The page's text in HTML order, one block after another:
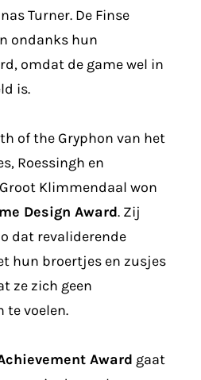
Turner. De Finse
ondanks hun
omdat de game wel in
is.
of the Gryphon van het
Roessingh en
Klimmendaal won
Design Award. Zij
dat revaliderende
hun broertjes en zusjes
ze zich geen
te voelen.
Award gaat